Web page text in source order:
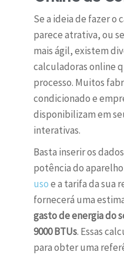
Se a ideia de fazer o
parece atrativa, ou
mais ágil, existem
calculadoras online
processo. Muitos
condicionado e
disponibilizam em
interativas.
Basta inserir os
potência do
usoe a tarifa da sua
fornecerá uma
gasto de energia do
9000 BTUs. Essas
para obter uma